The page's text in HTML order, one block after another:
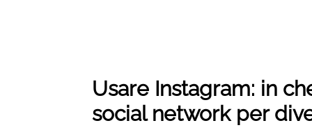
Usare Instagram: in
social network per